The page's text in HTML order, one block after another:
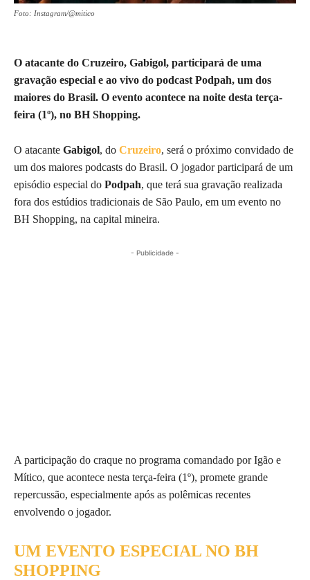
Foto: Instagram/@mitico
O atacante do Cruzeiro, Gabigol, participará de uma
gravação especial e ao vivo do podcast Podpah, um dos
maiores do Brasil. O evento acontece na noite desta terça-
feira (1º), no BH Shopping.
O atacante Gabigol, do Cruzeiro, será o próximo convidado de
um dos maiores podcasts do Brasil. O jogador participará de um
episódio especial do Podpah, que terá sua gravação realizada
fora dos estúdios tradicionais de São Paulo, em um evento no
BH Shopping, na capital mineira.
- Publicidade -
A participação do craque no programa comandado por Igão e
Mítico, que acontece nesta terça-feira (1º), promete grande
repercussão, especialmente após as polêmicas recentes
envolvendo o jogador.
UM EVENTO ESPECIAL NO BH
SHOPPING